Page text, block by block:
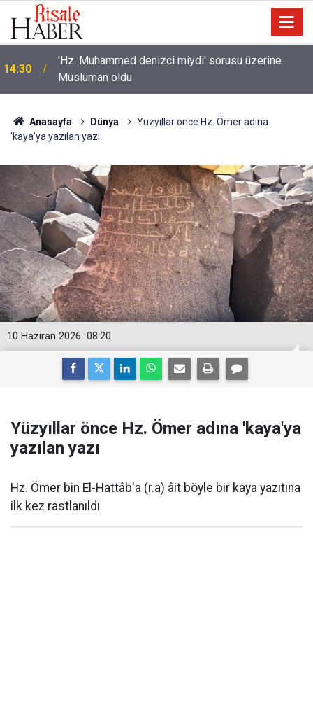
14:30
'Hz. Muhammed denizci miydi' sorusu üzerine
Müslüman oldu
Anasayfa Dünya
Yüzyıllar önce Hz. Ömer adına
'kaya'ya yazılan yazı
08:20
10 Haziran 2026
Yüzyıllar önce Hz. Ömer adına 'kaya'ya
yazılan yazı
Hz. Ömer bin El-Hattâb'a (r.a) âit böyle bir kaya yazıtına
ilk kez rastlanıldı